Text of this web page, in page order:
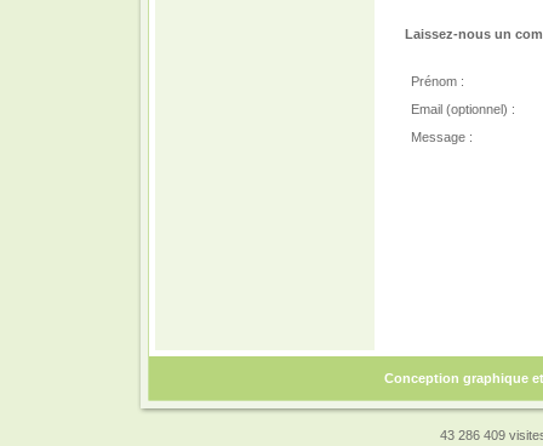
Laissez-nous un
Prénom :
Email (optionnel) :
Message :
Conception graphique
43 286 409